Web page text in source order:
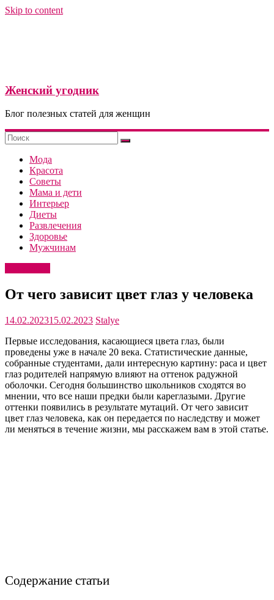
Skip to content
Женский угодник
Блог полезных статей для женщин
Мода
Красота
Советы
Мама и дети
Интерьер
Диеты
Развлечения
Здоровье
Мужчинам
От чего зависит цвет глаз у человека
14.02.202315.02.2023 Stalye
Первые исследования, касающиеся цвета глаз, были
проведены уже в начале 20 века. Статистические данные,
собранные студентами, дали интересную картину: раса и цвет
глаз родителей напрямую влияют на оттенок радужной
оболочки. Сегодня большинство школьников сходятся во
мнении, что все наши предки были кареглазыми. Другие
оттенки появились в результате мутаций. От чего зависит
цвет глаз человека, как он передается по наследству и может
ли меняться в течение жизни, мы расскажем вам в этой статье.
Содержание статьи